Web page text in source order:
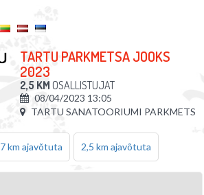
TARTU PARKMETSA JOOKS
2023
2,5 KM OSALLISTUJAT
08/04/2023 13:05
TARTU SANATOORIUMI PARKMETS
7 km ajavõtuta 2,5 km ajavõtuta